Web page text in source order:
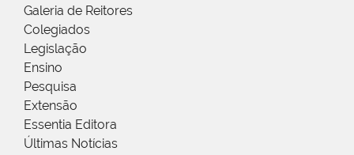
Galeria de Reitores
Colegiados
Legislação
Ensino
Pesquisa
Extensão
Essentia Editora
Últimas Notícias